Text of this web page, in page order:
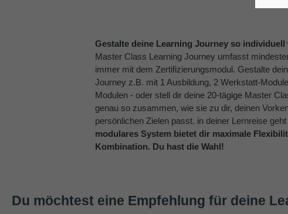
Gestalte deine Learning Journey so
Master Class Learning Journey umfasst
immer mit dem Zertifizierungsmodul. Gestalte
Journey z.B. mit 1 Ausbildung, 2 Werkstatt-
Modulen - oder stell dir deine 20-tägige Master
genau so zusammen, wie sie zu dir, deinen
persönlichen Zielen passt. in deiner Lernreise
modulares System bietet dir maximale
Kombination. Du hast die Wahl!
Du möchtest eine Empfehlung für deine